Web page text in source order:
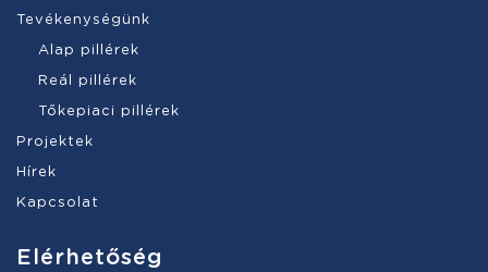
Tevékenységünk
Alap pillérek
Reál pillérek
Tőkepiaci pillérek
Projektek
Hírek
Kapcsolat
Elérhetőség